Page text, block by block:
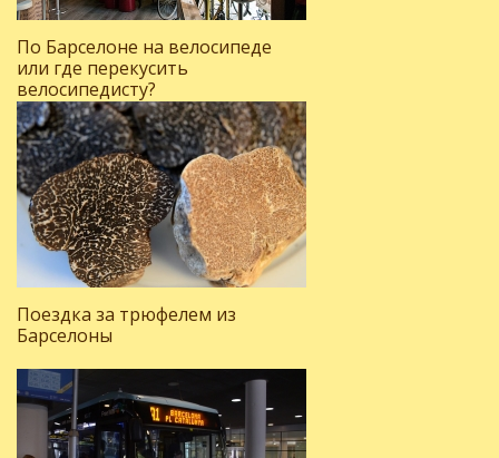
По Барселоне на велосипеде
или где перекусить
велосипедисту?
Поездка за трюфелем из
Барселоны